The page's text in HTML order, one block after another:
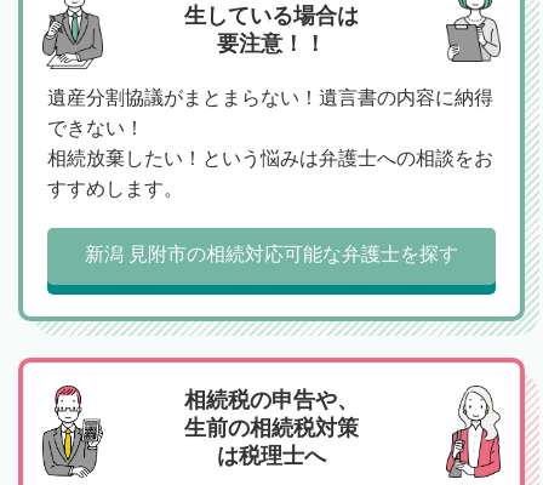
生している場合は
要注意！！
遺産分割協議がまとまらない！遺言書の内容に納得
できない！
相続放棄したい！という悩みは弁護士への相談をお
すすめします。
新潟 見附市の相続対応可能な弁護士を探す
相続税の申告や、
生前の相続税対策
は税理士へ